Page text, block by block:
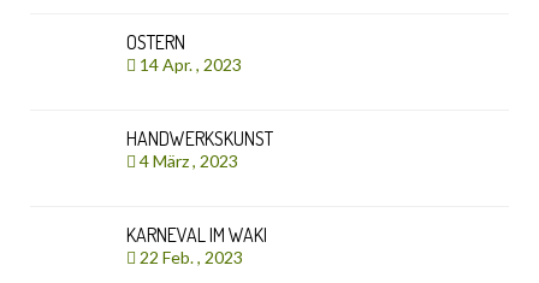
OSTERN
14 Apr. , 2023
HANDWERKSKUNST
4 März , 2023
KARNEVAL IM WAKI
22 Feb. , 2023